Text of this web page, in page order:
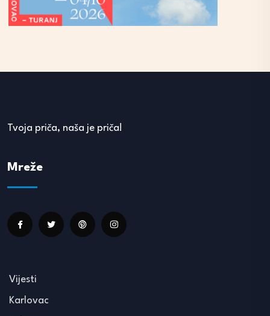
Tvoja priča, naša je priča!
Mreže
Vijesti
Karlovac